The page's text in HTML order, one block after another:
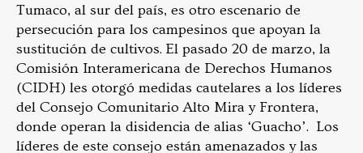
Tumaco, al sur del país, es otro escenario de
persecución para los campesinos que apoyan la
sustitución de cultivos. El pasado 20 de marzo, la
Comisión Interamericana de Derechos Humanos
(CIDH) les otorgó medidas cautelares a los líderes
del Consejo Comunitario Alto Mira y Frontera,
donde operan la disidencia de alias ‘Guacho’. Los
líderes de este consejo están amenazados y las